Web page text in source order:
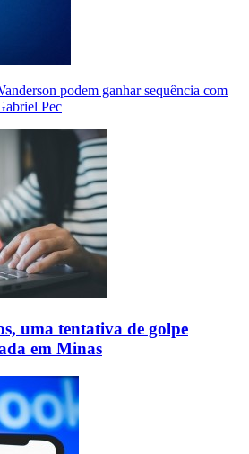
podem ganhar sequência com
Pec
uma tentativa de golpe
em Minas